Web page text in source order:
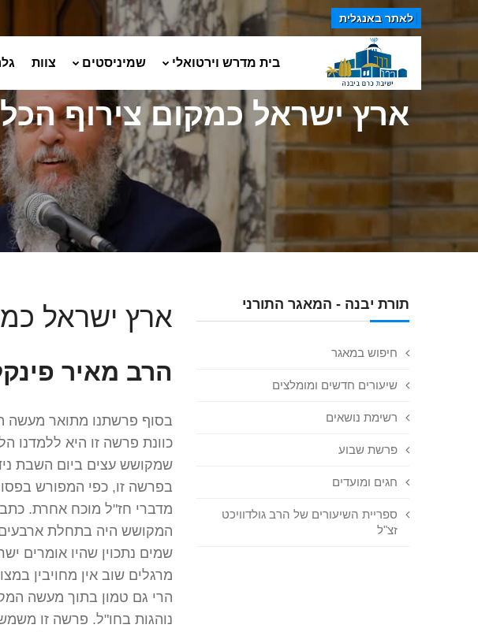
לאתר באנגלית
בית מדרש וירטואלי שמיניסטים צוות
ארץ ישראל כמקום צירוף
תורת יבנה - המאגר התורני
חיפוש במאגר
שיעורים חדשים ומומלצים
רשימת נושאים
פרשת שבוע
חגים ומועדים
ספריית השיעורים של הרב גולדוויכט
זצ"ל
ארץ ישראל
הרב מאיר
בסוף פרשתנו מתואר מעשה
כוונת פרשה זו היא ללמדנו
שמקושש עצים ביום השבת
בפרשה זו, כפי המפורש
מדברי חז"ל מוכח אחרת.
המקושש היה בתחלת
שמים נתכוין שהיו אומרים
מרגלים שוב אין מחויבין
הרי גם טמון בתוך מעשה
נוהגות בחו"ל. פרשה זו